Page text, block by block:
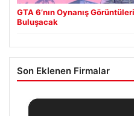
GTA 6’nın Oynanış
Buluşacak
Son Eklenen Firmalar